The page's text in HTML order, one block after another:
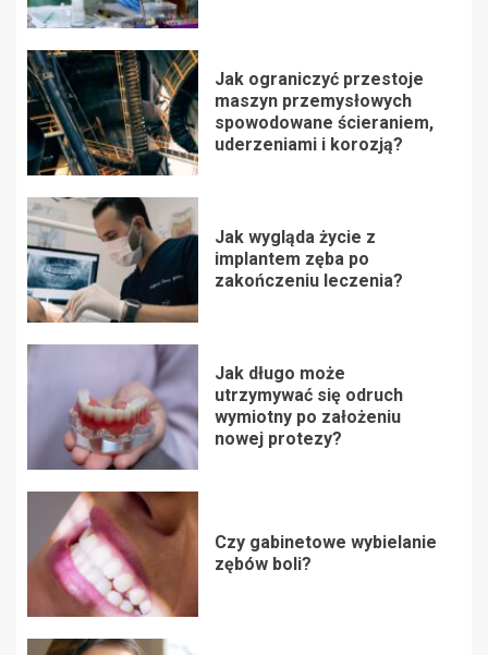
Jak ograniczyć przestoje
maszyn przemysłowych
spowodowane ścieraniem,
uderzeniami i korozją?
Jak wygląda życie z
implantem zęba po
zakończeniu leczenia?
Jak długo może
utrzymywać się odruch
wymiotny po założeniu
nowej protezy?
Czy gabinetowe wybielanie
zębów boli?